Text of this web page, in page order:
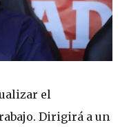
el
Dirigirá a un